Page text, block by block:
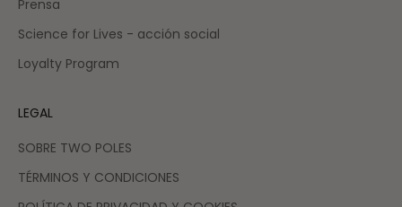
Prensa
Science for Lives - acción social
Loyalty Program
LEGAL
SOBRE TWO POLES
TÉRMINOS Y CONDICIONES